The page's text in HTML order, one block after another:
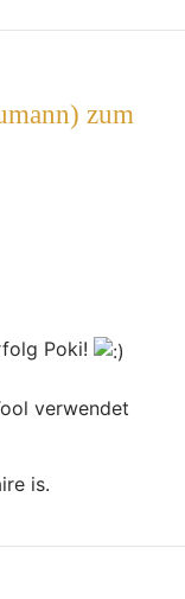
zum
Poki!
verwendet
is.